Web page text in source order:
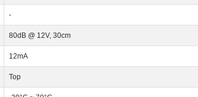
-
80dB @ 12V, 30cm
12mA
Top